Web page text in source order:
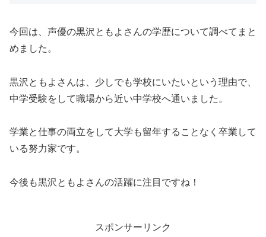
今回は、声優の黒沢ともよさんの学歴について調べてまと
めました。
黒沢ともよさんは、少しでも学校にいたいという理由で、
中学受験をして職場から近い中学校へ通いました。
学業と仕事の両立をして大学も留年することなく卒業して
いる努力家です。
今後も黒沢ともよさんの活躍に注目ですね！
スポンサーリンク